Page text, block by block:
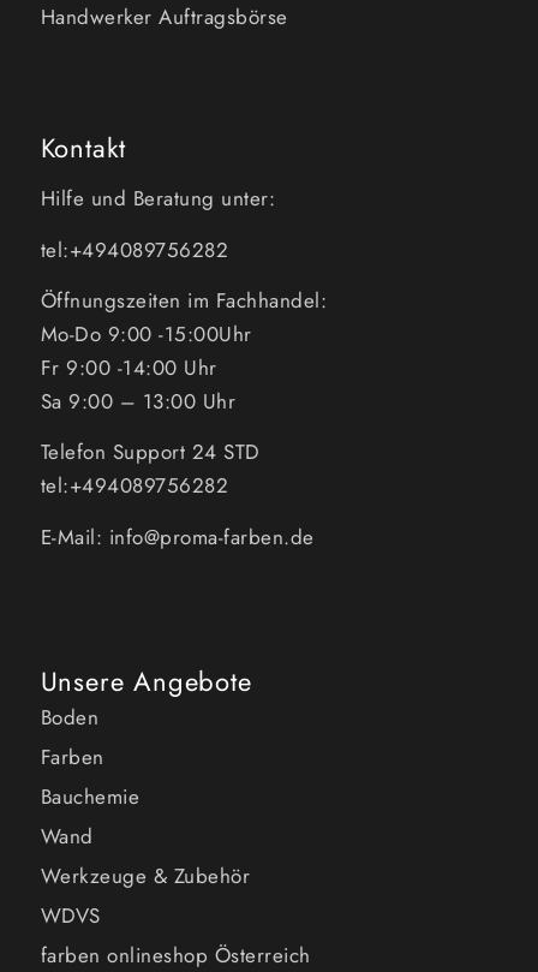
Handwerker Auftragsbörse
Kontakt
Hilfe und Beratung unter:
tel:+494089756282
Öffnungszeiten im Fachhandel:
Mo-Do 9:00 -15:00Uhr
Fr 9:00 -14:00 Uhr
Sa 9:00 – 13:00 Uhr
Telefon Support 24 STD
tel:+494089756282
E-Mail: info@proma-farben.de
Unsere Angebote
Boden
Farben
Bauchemie
Wand
Werkzeuge & Zubehör
WDVS
farben onlineshop Österreich